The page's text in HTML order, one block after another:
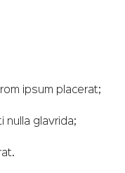
ipsum placerat;
nulla glavrida;